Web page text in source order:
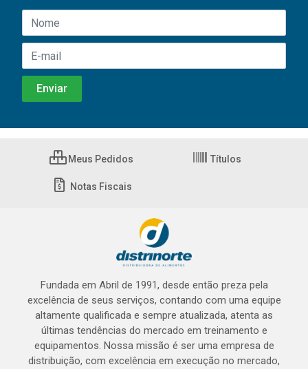
Meus Pedidos Títulos
Notas Fiscais
Fundada em Abril de 1991, desde então preza pela
excelência de seus serviços, contando com uma equipe
altamente qualificada e sempre atualizada, atenta as
últimas tendências do mercado em treinamento e
equipamentos. Nossa missão é ser uma empresa de
distribuição, com excelência em execução no mercado,